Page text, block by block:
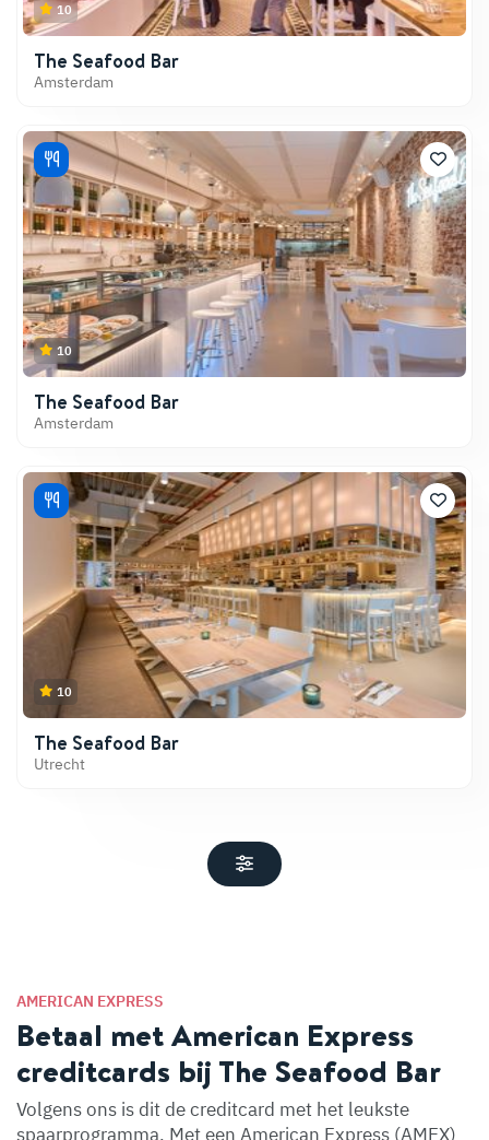
10
The Seafood Bar
Amsterdam
10
The Seafood Bar
Amsterdam
10
The Seafood Bar
Utrecht
AMERICAN EXPRESS
Betaal met American Express
creditcards bij The Seafood Bar
Volgens ons is dit de creditcard met het leukste
spaarprogramma. Met een American Express (AMEX)